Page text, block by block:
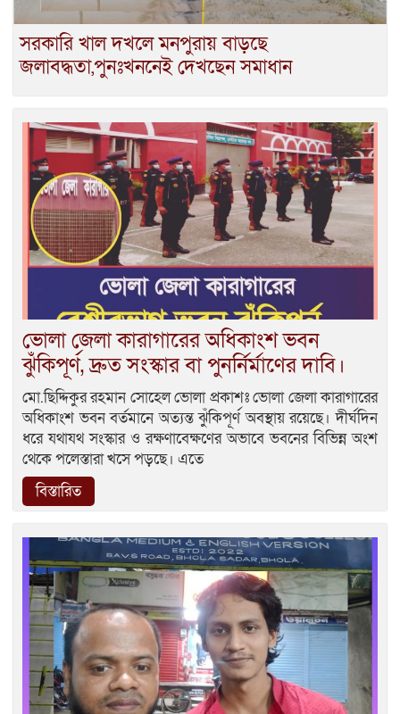
সরকারি খাল দখলে মনপুরায় বাড়ছে
জলাবদ্ধতা,পুনঃখননেই দেখছেন সমাধান
ভোলা জেলা কারাগারের অধিকাংশ ভবন
ঝুঁকিপূর্ণ, দ্রুত সংস্কার বা পুনর্নির্মাণের দাবি।
মো.ছিদ্দিকুর রহমান সোহেল ভোলা প্রকাশঃ ভোলা জেলা কারাগারের
অধিকাংশ ভবন বর্তমানে অত্যন্ত ঝুঁকিপূর্ণ অবস্থায় রয়েছে। দীর্ঘদিন
ধরে যথাযথ সংস্কার ও রক্ষণাবেক্ষণের অভাবে ভবনের বিভিন্ন অংশ
থেকে পলেস্তারা খসে পড়ছে। এতে
বিস্তারিত